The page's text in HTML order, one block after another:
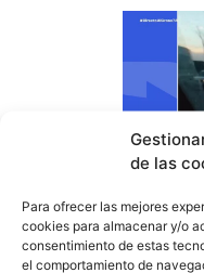
de las
Para ofrecer las mejores
cookies para almacenar y/o
consentimiento de estas
el comportamiento de
Tarifa, ejemplo
se convierte en una